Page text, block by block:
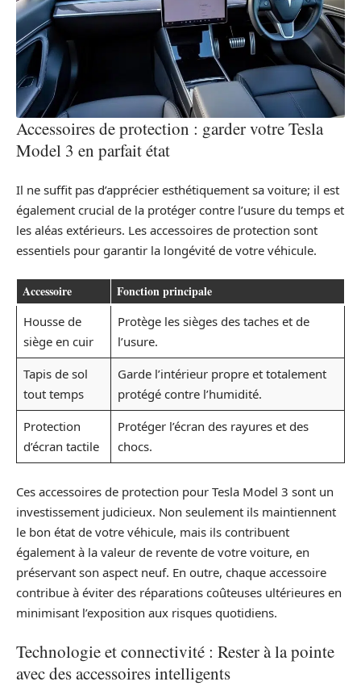
Accessoires de protection : garder votre Tesla
Model 3 en parfait état
Il ne suffit pas d’apprécier esthétiquement sa voiture; il est
également crucial de la protéger contre l’usure du temps et
les aléas extérieurs. Les accessoires de protection sont
essentiels pour garantir la longévité de votre véhicule.
Accessoire Fonction principale
Housse de
siège en cuir
Protège les sièges des taches et de
l’usure.
Tapis de sol
tout temps
Garde l’intérieur propre et totalement
protégé contre l’humidité.
Protection
d’écran tactile
Protéger l’écran des rayures et des
chocs.
Ces accessoires de protection pour Tesla Model 3 sont un
investissement judicieux. Non seulement ils maintiennent
le bon état de votre véhicule, mais ils contribuent
également à la valeur de revente de votre voiture, en
préservant son aspect neuf. En outre, chaque accessoire
contribue à éviter des réparations coûteuses ultérieures en
minimisant l’exposition aux risques quotidiens.
Technologie et connectivité : Rester à la pointe
avec des accessoires intelligents